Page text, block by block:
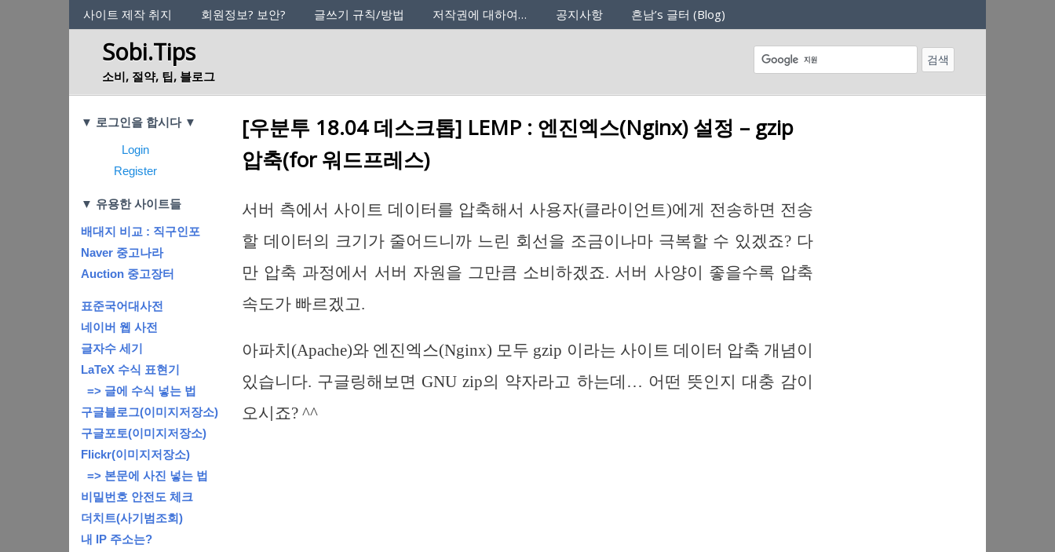
사이트의 정체성
사이트 제작 취지 회원정보? 보안? 글쓰기 규칙/방법 저작권에 대하여… 공지사항 흔남’s 글터 (Blog)
Sobi.Tips
소비, 절약, 팁, 블로그
Categories
[우분투 18.04 데스크톱] LEMP : 엔진엑스(Nginx) 설정 – gzip
압축(for 워드프레스)
서버 측에서 사이트 데이터를 압축해서 사용자(클라이언트)에게 전송하면 전송
할 데이터의 크기가 줄어드니까 느린 회선을 조금이나마 극복할 수 있겠죠? 다
만 압축 과정에서 서버 자원을 그만큼 소비하겠죠. 서버 사양이 좋을수록 압축
속도가 빠르겠고.
아파치(Apache)와 엔진엑스(Nginx) 모두 gzip 이라는 사이트 데이터 압축 개념이
있습니다. 구글링해보면 GNU zip의 약자라고 하는데… 어떤 뜻인지 대충 감이
오시죠? ^^
▼ 로그인을 합시다 ▼
Login
Register
▼ 유용한 사이트들
배대지 비교 : 직구인포
Naver 중고나라
Auction 중고장터
표준국어대사전
네이버 웹 사전
글자수 세기
LaTeX 수식 표현기
=> 글에 수식 넣는 법
구글블로그(이미지저장소)
구글포토(이미지저장소)
Flickr(이미지저장소)
=> 본문에 사진 넣는 법
비밀번호 안전도 체크
더치트(사기범조회)
내 IP 주소는?